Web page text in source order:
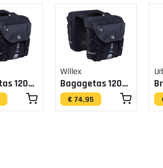
Bagagetas 1200 Zwart 20L
Willex
Bagagetas 1200 Zwart 28L
€ 74,95